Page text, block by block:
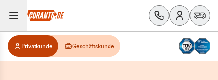
Privatkunde Geschäftskunde